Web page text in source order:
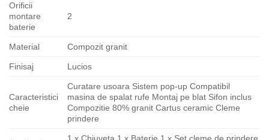
Orificii
montare
baterie
2
Material Compozit granit
Finisaj Lucios
Caracteristici
cheie
Curatare usoara Sistem pop-up Compatibil
masina de spalat rufe Montaj pe blat Sifon inclus
Compozitie 80% granit Cartus ceramic Cleme
prindere